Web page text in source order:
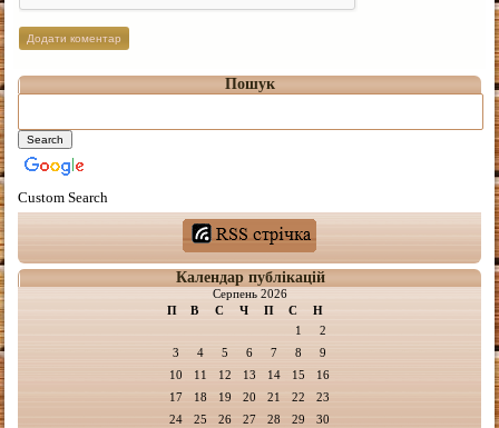
Пошук
Custom Search
Календар публікацій
Серпень 2026
П
В С Ч П С Н
1
2
3
4 5 6 7 8
9
10
11 12 13 14 15
16
17
18 19 20 21 22
23
24
25 26 27 28 29
30